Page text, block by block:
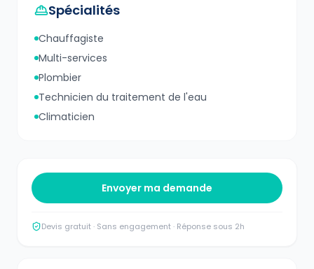
Spécialités
Chauffagiste
Multi-services
Plombier
Technicien du traitement de l'eau
Climaticien
Envoyer ma demande
Devis gratuit · Sans engagement · Réponse sous 2h